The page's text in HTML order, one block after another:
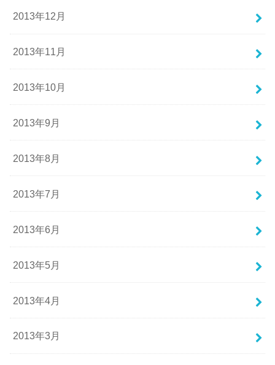
2013年12月
2013年11月
2013年10月
2013年9月
2013年8月
2013年7月
2013年6月
2013年5月
2013年4月
2013年3月